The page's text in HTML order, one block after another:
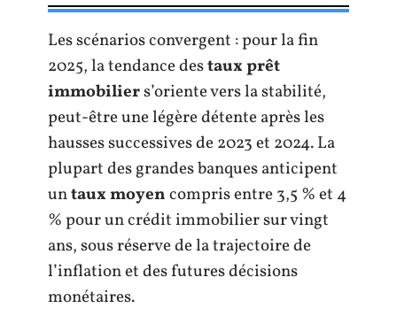
Les scénarios convergent : pour la fin
2025, la tendance destaux prêt
immobiliers’oriente vers la stabilité,
peut-être une légère détente après les
hausses successives de 2023 et 2024. La
plupart des grandes banques anticipent
untaux moyencompris entre 3,5 % et 4
% pour un crédit immobilier sur vingt
ans, sous réserve de la trajectoire de
l’inflation et des futures décisions
monétaires.